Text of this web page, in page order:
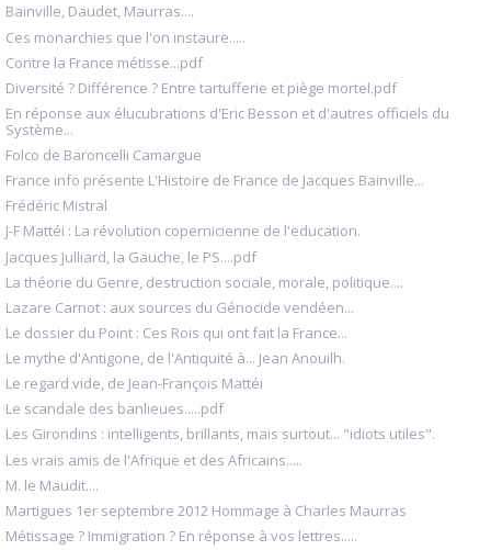
Bainville, Daudet, Maurras....
Ces monarchies que l'on instaure.....
Contre la France métisse...pdf
Diversité ? Différence ? Entre tartufferie et piège mortel.pdf
En réponse aux élucubrations d'Eric Besson et d'autres officiels du
Système...
Folco de Baroncelli Camargue
France info présente L'Histoire de France de Jacques Bainville...
Frédéric Mistral
J-F Mattéi : La révolution copernicienne de l'education.
Jacques Julliard, la Gauche, le PS....pdf
La théorie du Genre, destruction sociale, morale, politique....
Lazare Carnot : aux sources du Génocide vendéen...
Le dossier du Point : Ces Rois qui ont fait la France...
Le mythe d'Antigone, de l'Antiquité à... Jean Anouilh.
Le regard vide, de Jean-François Mattéi
Le scandale des banlieues.....pdf
Les Girondins : intelligents, brillants, mais surtout... "idiots utiles".
Les vrais amis de l'Afrique et des Africains.....
M. le Maudit....
Martigues 1er septembre 2012 Hommage à Charles Maurras
Métissage ? Immigration ? En réponse à vos lettres.....